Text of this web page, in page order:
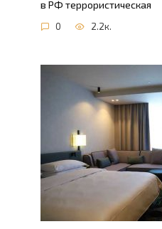
в РФ террористическая
0 2.2к.